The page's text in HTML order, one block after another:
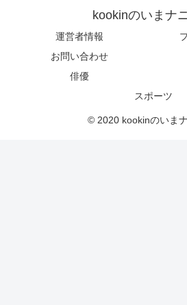
kookinのいまナ
運営者情報
お問い合わせ
俳優
スポーツ
© 2020 kookinのいまナ